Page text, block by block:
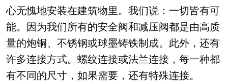
心无愧地安装在建筑物里。我们说：一切皆有可
能。因为我们所有的安全阀和减压阀都是由高质
量的炮铜、不锈钢或球墨铸铁制成。此外，还有
许多连接方式。螺纹连接或法兰连接，每一种都
有不同的尺寸，如果需要，还有特殊连接。